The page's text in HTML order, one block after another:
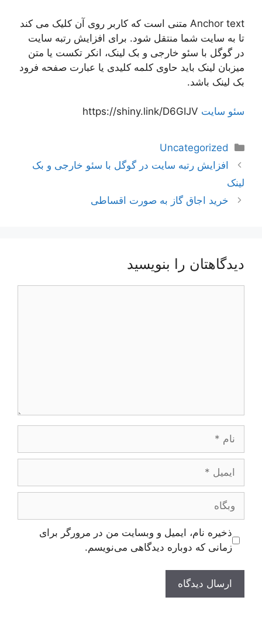
Anchor text متنی است که کاربر روی آن کلیک می کند
تا به سایت شما منتقل شود. برای افزایش رتبه سایت
در گوگل با سئو خارجی و بک لینک، انکر تکست یا متن
میزبان لینک باید حاوی کلمه کلیدی یا عبارت صفحه فرود
بک لینک باشد.
سئو سایت
دسته‌ها
Uncategorized
ناوبری
نوشته‌ها
افزایش رتبه سایت در گوگل با سئو خارجی و بک
لینک
خرید اجاق گاز به صورت اقساطی
دیدگاهتان را بنویسید
ایمیل
وبگاه
ذخیره نام، ایمیل و وبسایت من در مرورگر برای
زمانی که دوباره دیدگاهی می‌نویسم.